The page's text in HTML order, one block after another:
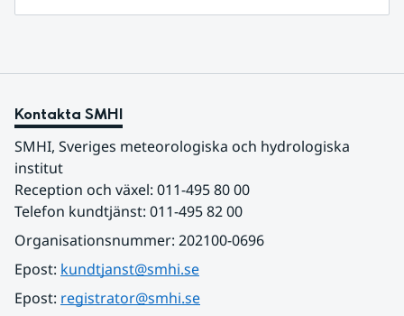
Kontakta SMHI
SMHI, Sveriges meteorologiska och hydrologiska
institut
Reception och växel: 011-495 80 00
Telefon kundtjänst: 011-495 82 00
Organisationsnummer: 202100-0696
Epost: kundtjanst@smhi.se
Epost: registrator@smhi.se